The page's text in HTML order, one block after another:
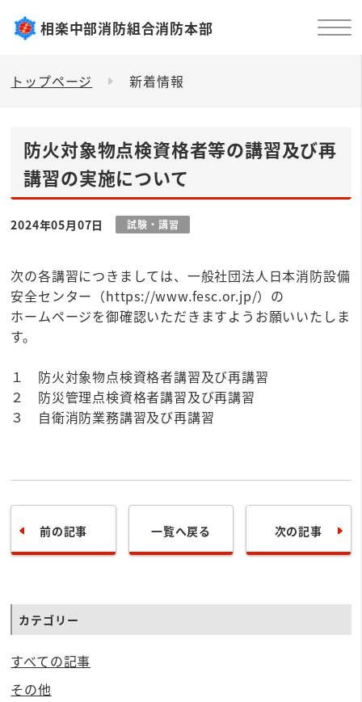
相楽中部消防組合消防本部
トップページ 新着情報
防火対象物点検資格者等の講習及び再
講習の実施について
2024年05月07日 試験・講習
次の各講習につきましては、一般社団法人日本消防設備
安全センター（https://www.fesc.or.jp/）の
ホームページを御確認いただきますようお願いいたしま
す。
１ 防火対象物点検資格者講習及び再講習
２ 防災管理点検資格者講習及び再講習
３ 自衛消防業務講習及び再講習
前の記事 一覧へ戻る 次の記事
カテゴリー
すべての記事
その他